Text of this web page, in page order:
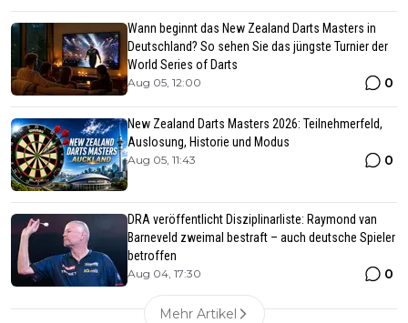
Wann beginnt das New Zealand Darts Masters in
Deutschland? So sehen Sie das jüngste Turnier der
World Series of Darts
Aug 05, 12:00 0
New Zealand Darts Masters 2026: Teilnehmerfeld,
Auslosung, Historie und Modus
Aug 05, 11:43 0
DRA veröffentlicht Disziplinarliste: Raymond van
Barneveld zweimal bestraft – auch deutsche Spieler
betroffen
Aug 04, 17:30 0
Mehr Artikel